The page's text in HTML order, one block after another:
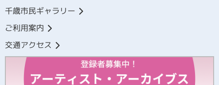
千歳市民ギャラリー
ご利用案内
交通アクセス